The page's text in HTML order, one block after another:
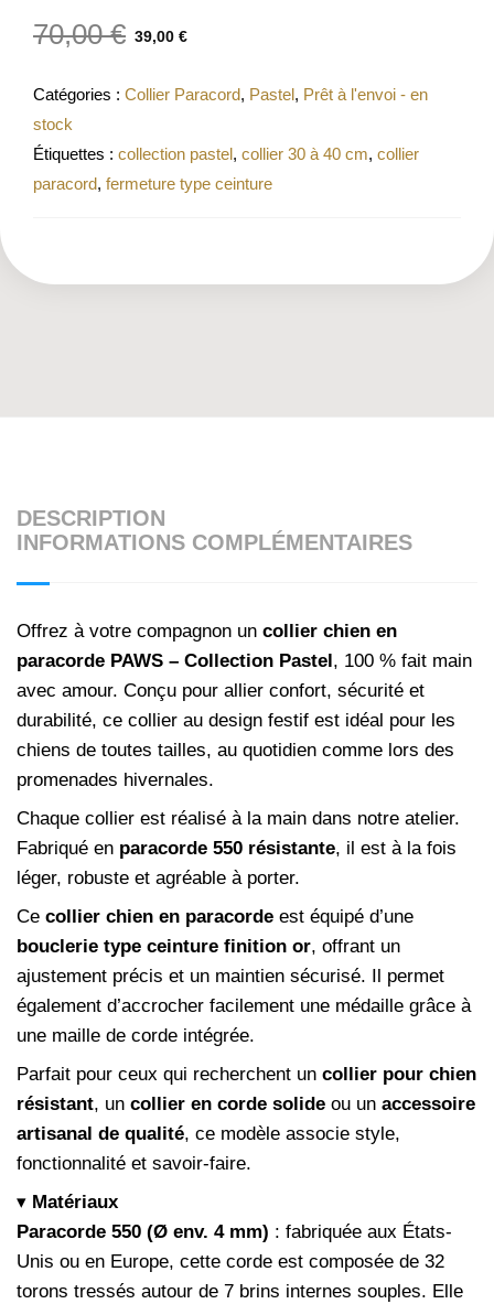
70,00€ 39,00 €
Catégories : Collier Paracord, Pastel, Prêt à l'envoi - en
stock
Étiquettes : collection pastel, collier 30 à 40 cm, collier
paracord, fermeture type ceinture
DESCRIPTION
INFORMATIONS COMPLÉMENTAIRES
Offrez à votre compagnon un collier chien en
paracorde PAWS – Collection Pastel , 100 % fait main
avec amour. Conçu pour allier confort, sécurité et
durabilité, ce collier au design festif est idéal pour les
chiens de toutes tailles, au quotidien comme lors des
promenades hivernales.
Chaque collier est réalisé à la main dans notre atelier.
Fabriqué en paracorde 550 résistante, il est à la fois
léger, robuste et agréable à porter.
Ce collier chien en paracorde est équipé d’une
bouclerie type ceinture finition or, offrant un
ajustement précis et un maintien sécurisé. Il permet
également d’accrocher facilement une médaille grâce à
une maille de corde intégrée.
Parfait pour ceux qui recherchent un collier pour chien
résistant, un collier en corde solide ou un accessoire
artisanal de qualité, ce modèle associe style,
fonctionnalité et savoir-faire.
▾ Matériaux
Paracorde 550 (Ø env. 4 mm) : fabriquée aux États-
Unis ou en Europe, cette corde est composée de 32
torons tressés autour de 7 brins internes souples. Elle